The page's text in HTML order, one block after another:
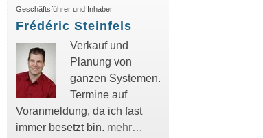
Geschäftsführer und Inhaber
Frédéric Steinfels
Verkauf und
Planung von
ganzen Systemen.
Termine auf
Voranmeldung, da ich fast
immer besetzt bin. mehr…